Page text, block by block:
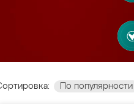
По популярности